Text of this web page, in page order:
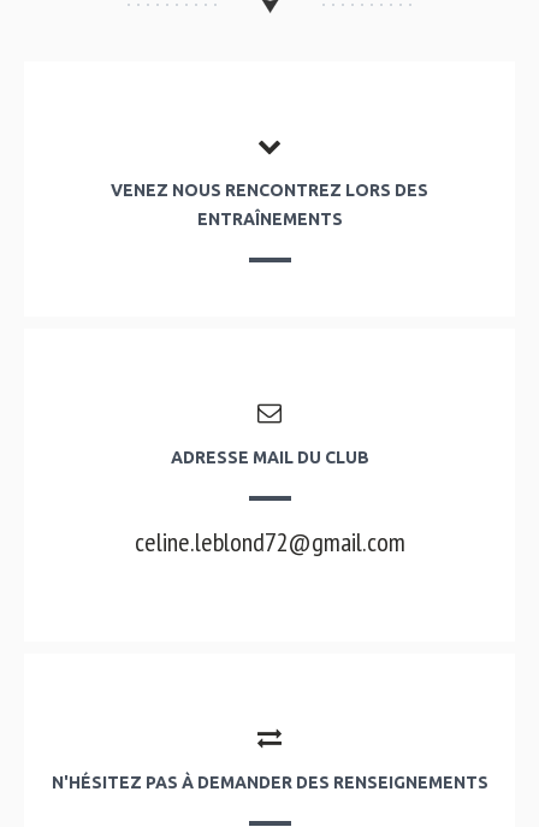
VENEZ NOUS RENCONTREZ LORS DES
ENTRAÎNEMENTS
ADRESSE MAIL DU CLUB
celine.leblond72@gmail.com
N'HÉSITEZ PAS À DEMANDER DES RENSEIGNEMENTS